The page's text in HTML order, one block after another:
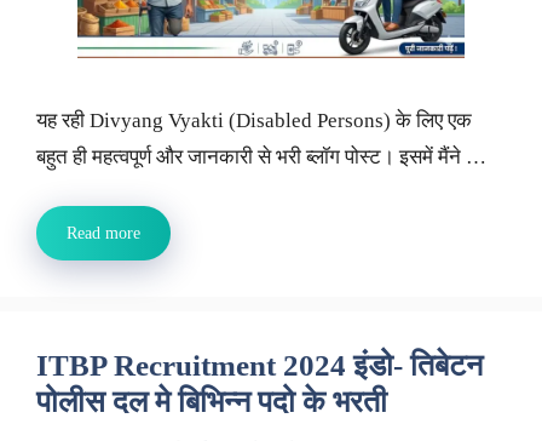
यह रही Divyang Vyakti (Disabled Persons) के लिए एक
बहुत ही महत्वपूर्ण और जानकारी से भरी ब्लॉग पोस्ट। इसमें मैंने …
Read more
ITBP Recruitment 2024 इंडो- तिबेटन
पोलीस दल मे बिभिन्न पदो के भरती